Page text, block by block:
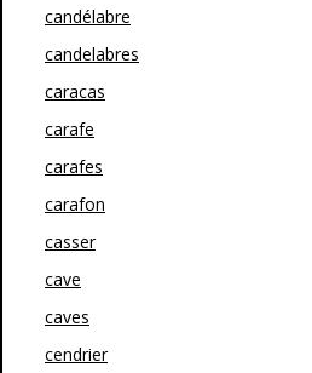
candélabre
candelabres
caracas
carafe
carafes
carafon
casser
cave
caves
cendrier